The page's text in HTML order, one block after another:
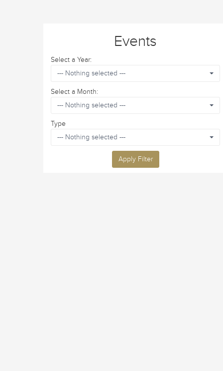
Events
Select a Year:
--- Nothing selected ---
Select a Month:
--- Nothing selected ---
Type
--- Nothing selected ---
Apply Filter